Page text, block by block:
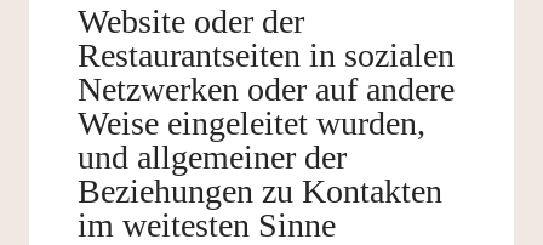
Website oder der
Restaurantseiten in sozialen
Netzwerken oder auf andere
Weise eingeleitet wurden,
und allgemeiner der
Beziehungen zu Kontakten
im weitesten Sinne